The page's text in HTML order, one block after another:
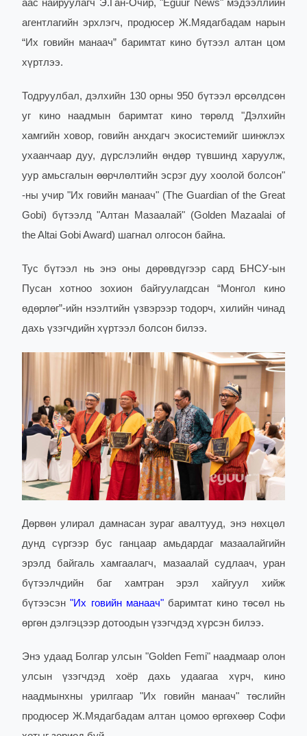
аас найруулагч Э.Ган-Очир, "Eguur News" мэдээллийн
агентлагийн эрхлэгч, продюсер Ж.Мядагбадам нарын
“Их говийн манаач” баримтат кино бүтээл алтан цом
хүртлээ.
Тодруулбал, дэлхийн 130 орны 950 бүтээл өрсөлдсөн
уг кино наадмын баримтат кино төрөлд "Дэлхийн
хамгийн ховор, говийн анхдагч экосистемийг шинжлэх
ухаанчаар дуу, дүрслэлийн өндөр түвшинд харуулж,
уур амьсгалын өөрчлөлтийн эсрэг дуу хоолой болсон"
-ны учир "Их говийн манаач" (The Guardian of the Great
Gobi) бүтээлд "Алтан Мазаалай" (Golden Mazaalai of
the Altai Gobi Award) шагнал олгосон байна.
Тус бүтээл нь энэ оны дөрөвдүгээр сард БНСУ-ын
Пусан хотноо зохион байгуулагдсан “Монгол кино
өдөрлөг”-ийн нээлтийн үзвэрээр тодорч, хилийн чинад
дахь үзэгчдийн хүртээл болсон билээ.
Дөрвөн улирал дамнасан зураг авалтууд, энэ нөхцөл
дунд сүргээр бус ганцаар амьдардаг мазаалайгийн
эрэлд байгаль хамгаалагч, мазаалай судлаач, уран
бүтээлчдийн баг хамтран эрэл хайгуул хийж
бүтээсэн"Их говийн манаач" баримтат кино төсөл нь
өргөн дэлгэцээр дотоодын үзэгчдэд хүрсэн билээ.
Энэ удаад Болгар улсын "Golden Femi" наадмаар олон
улсын үзэгчдэд хоёр дахь удаагаа хүрч, кино
наадмынхны урилгаар "Их говийн манаач" төслийн
продюсер Ж.Мядагбадам алтан цомоо өргөхөөр Софи